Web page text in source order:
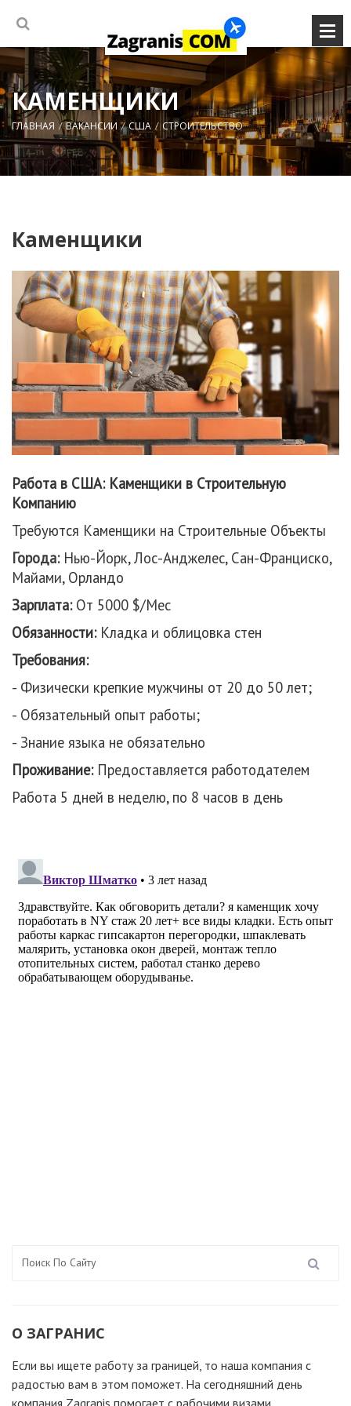
КАМЕНЩИКИ
ГЛАВНАЯ ВАКАНСИИ США СТРОИТЕЛЬСТВО
Каменщики
Работа в США: Каменщики в Строительную
Компанию
Требуются Каменщики на Строительные Объекты
Города:Нью-Йорк, Лос-Анджелес, Сан-Франциско,
Майами, Орландо
Зарплата:От 5000 $/Мес
Обязанности: Кладка и облицовка стен
Требования:
- Физически крепкие мужчины от 20 до 50 лет;
- Обязательный опыт работы;
- Знание языка не обязательно
Проживание:Предоставляется работодателем
Работа 5 дней в неделю, по 8 часов в день
О ЗАГРАНИС
Если вы ищете работу за границей, то наша компания c
радостью вам в этом поможет. На сегодняшний день
компания Zagranis помогает с рабочими визами,